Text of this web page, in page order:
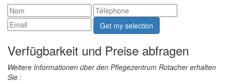
Get my selection
Verfügbarkeit und Preise abfragen
Weitere Informationen über den Pflegezentrum Rotacher erhalten
Sie :